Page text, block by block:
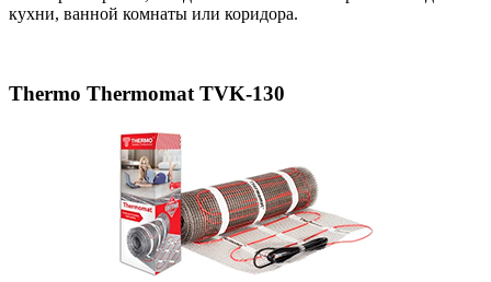
кухни, ванной комнаты или коридора.
Thermo Thermomat TVK-130